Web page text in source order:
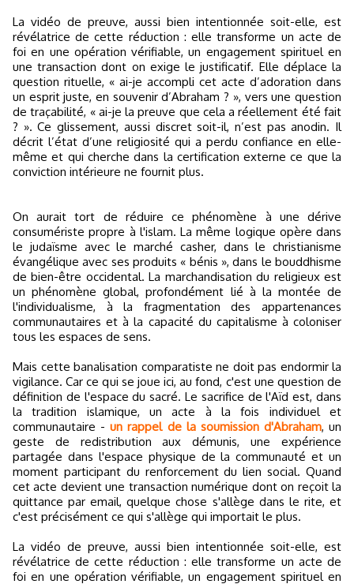
La vidéo de preuve, aussi bien intentionnée soit-elle, est
révélatrice de cette réduction : elle transforme un acte de
foi en une opération vérifiable, un engagement spirituel en
une transaction dont on exige le justificatif. Elle déplace la
question rituelle, « ai-je accompli cet acte d’adoration dans
un esprit juste, en souvenir d’Abraham ? », vers une question
de traçabilité, « ai-je la preuve que cela a réellement été fait
? ». Ce glissement, aussi discret soit-il, n’est pas anodin. Il
décrit l’état d’une religiosité qui a perdu confiance en elle-
même et qui cherche dans la certification externe ce que la
conviction intérieure ne fournit plus.
On aurait tort de réduire ce phénomène à une dérive
consumériste propre à l'islam. La même logique opère dans
le judaïsme avec le marché casher, dans le christianisme
évangélique avec ses produits « bénis », dans le bouddhisme
de bien-être occidental. La marchandisation du religieux est
un phénomène global, profondément lié à la montée de
l'individualisme, à la fragmentation des appartenances
communautaires et à la capacité du capitalisme à coloniser
tous les espaces de sens.
Mais cette banalisation comparatiste ne doit pas endormir la
vigilance. Car ce qui se joue ici, au fond, c'est une question de
définition de l'espace du sacré. Le sacrifice de l'Aïd est, dans
la tradition islamique, un acte à la fois individuel et
communautaire -un rappel de la soumission d'Abraham, un
geste de redistribution aux démunis, une expérience
partagée dans l'espace physique de la communauté et un
moment participant du renforcement du lien social. Quand
cet acte devient une transaction numérique dont on reçoit la
quittance par email, quelque chose s'allège dans le rite, et
c'est précisément ce qui s'allège qui importait le plus.
La vidéo de preuve, aussi bien intentionnée soit-elle, est
révélatrice de cette réduction : elle transforme un acte de
foi en une opération vérifiable, un engagement spirituel en